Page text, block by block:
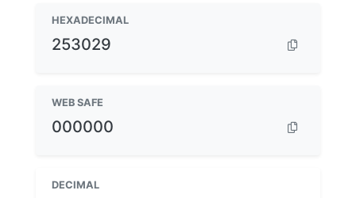
HEXADECIMAL
253029
WEB SAFE
000000
DECIMAL